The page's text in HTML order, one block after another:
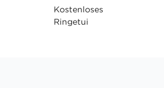
Kostenloses
Ringetui